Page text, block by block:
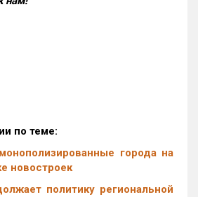
по теме:
города на
новостроек
политику региональной